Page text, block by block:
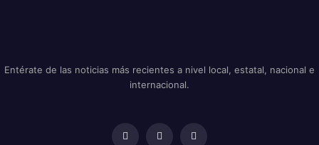
Entérate de las noticias más recientes a nivel local, estatal, nacional e
internacional.